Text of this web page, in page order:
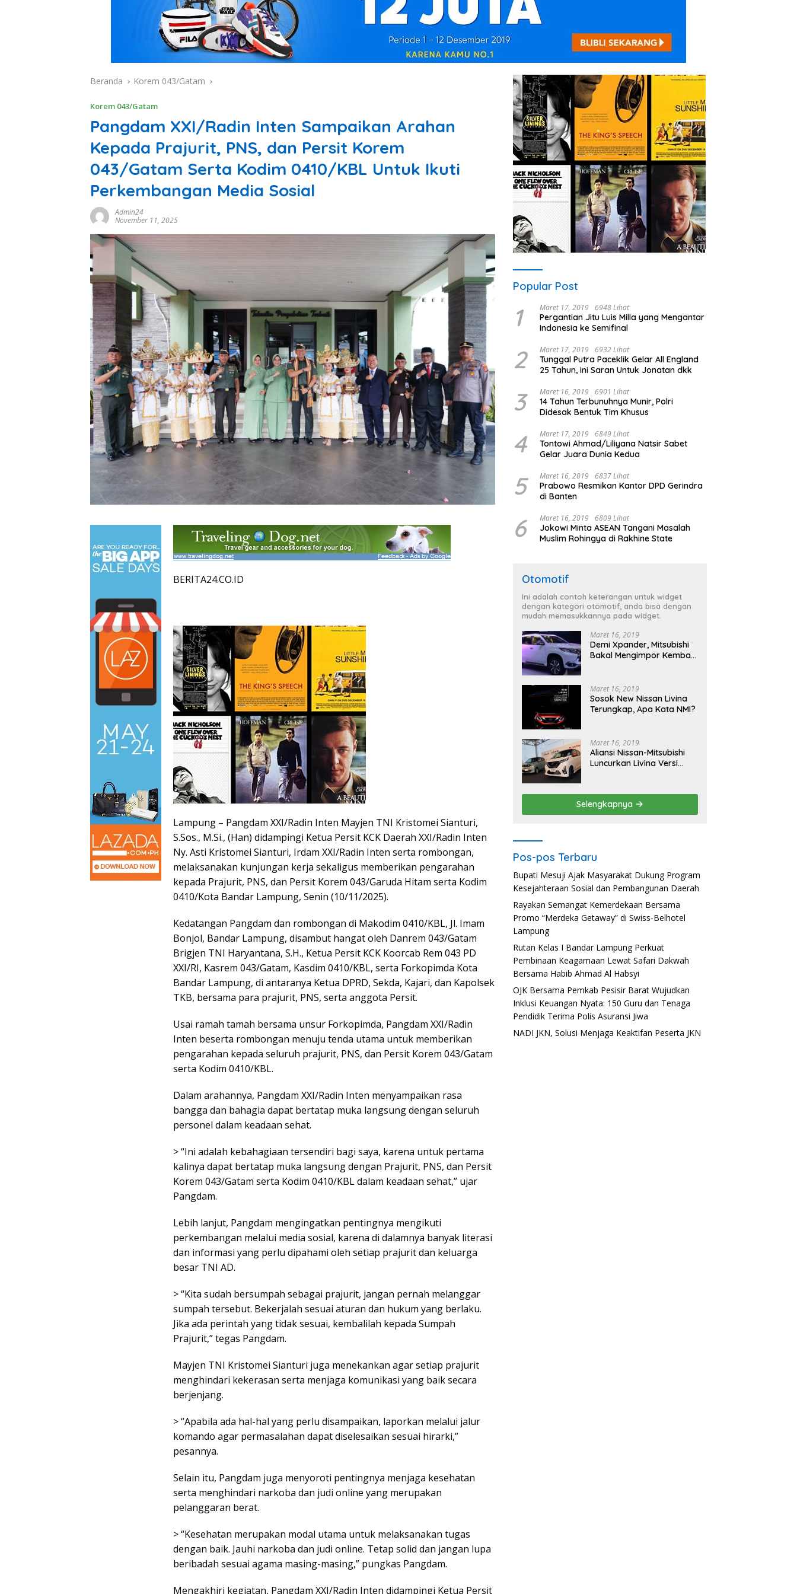
Beranda Korem 043/Gatam
Korem 043/Gatam
Pangdam XXI/Radin Inten Sampaikan Arahan
Kepada Prajurit, PNS, dan Persit Korem
043/Gatam Serta Kodim 0410/KBL Untuk Ikuti
Perkembangan Media Sosial
Admin24
November 11, 2025
BERITA24.CO.ID
Lampung – Pangdam XXI/Radin Inten Mayjen TNI Kristomei Sianturi,
S.Sos., M.Si., (Han) didampingi Ketua Persit KCK Daerah XXI/Radin Inten
Ny. Asti Kristomei Sianturi, Irdam XXI/Radin Inten serta rombongan,
melaksanakan kunjungan kerja sekaligus memberikan pengarahan
kepada Prajurit, PNS, dan Persit Korem 043/Garuda Hitam serta Kodim
0410/Kota Bandar Lampung, Senin (10/11/2025).
Kedatangan Pangdam dan rombongan di Makodim 0410/KBL, Jl. Imam
Bonjol, Bandar Lampung, disambut hangat oleh Danrem 043/Gatam
Brigjen TNI Haryantana, S.H., Ketua Persit KCK Koorcab Rem 043 PD
XXI/RI, Kasrem 043/Gatam, Kasdim 0410/KBL, serta Forkopimda Kota
Bandar Lampung, di antaranya Ketua DPRD, Sekda, Kajari, dan Kapolsek
TKB, bersama para prajurit, PNS, serta anggota Persit.
Usai ramah tamah bersama unsur Forkopimda, Pangdam XXI/Radin
Inten beserta rombongan menuju tenda utama untuk memberikan
pengarahan kepada seluruh prajurit, PNS, dan Persit Korem 043/Gatam
serta Kodim 0410/KBL.
Dalam arahannya, Pangdam XXI/Radin Inten menyampaikan rasa
bangga dan bahagia dapat bertatap muka langsung dengan seluruh
personel dalam keadaan sehat.
> “Ini adalah kebahagiaan tersendiri bagi saya, karena untuk pertama
kalinya dapat bertatap muka langsung dengan Prajurit, PNS, dan Persit
Korem 043/Gatam serta Kodim 0410/KBL dalam keadaan sehat,” ujar
Pangdam.
Lebih lanjut, Pangdam mengingatkan pentingnya mengikuti
perkembangan melalui media sosial, karena di dalamnya banyak literasi
dan informasi yang perlu dipahami oleh setiap prajurit dan keluarga
besar TNI AD.
> “Kita sudah bersumpah sebagai prajurit, jangan pernah melanggar
sumpah tersebut. Bekerjalah sesuai aturan dan hukum yang berlaku.
Jika ada perintah yang tidak sesuai, kembalilah kepada Sumpah
Prajurit,” tegas Pangdam.
Mayjen TNI Kristomei Sianturi juga menekankan agar setiap prajurit
menghindari kekerasan serta menjaga komunikasi yang baik secara
berjenjang.
> “Apabila ada hal-hal yang perlu disampaikan, laporkan melalui jalur
komando agar permasalahan dapat diselesaikan sesuai hirarki,”
pesannya.
Selain itu, Pangdam juga menyoroti pentingnya menjaga kesehatan
serta menghindari narkoba dan judi online yang merupakan
pelanggaran berat.
> “Kesehatan merupakan modal utama untuk melaksanakan tugas
dengan baik. Jauhi narkoba dan judi online. Tetap solid dan jangan lupa
beribadah sesuai agama masing-masing,” pungkas Pangdam.
Mengakhiri kegiatan, Pangdam XXI/Radin Inten didampingi Ketua Persit
Popular Post
1 Maret 17, 2019 6948 Lihat
Pergantian Jitu Luis Milla yang Mengantar
Indonesia ke Semifinal
2 Maret 17, 2019 6932 Lihat
Tunggal Putra Paceklik Gelar All England
25 Tahun, Ini Saran Untuk Jonatan dkk
3 Maret 16, 2019 6901 Lihat
14 Tahun Terbunuhnya Munir, Polri
Didesak Bentuk Tim Khusus
4 Maret 17, 2019 6849 Lihat
Tontowi Ahmad/Liliyana Natsir Sabet
Gelar Juara Dunia Kedua
5 Maret 16, 2019 6837 Lihat
Prabowo Resmikan Kantor DPD Gerindra
di Banten
6 Maret 16, 2019 6809 Lihat
Jokowi Minta ASEAN Tangani Masalah
Muslim Rohingya di Rakhine State
Otomotif
Ini adalah contoh keterangan untuk widget
dengan kategori otomotif, anda bisa dengan
mudah memasukkannya pada widget.
Maret 16, 2019
Demi Xpander, Mitsubishi
Bakal Mengimpor Kembali
Maret 16, 2019
Sosok New Nissan Livina
Terungkap, Apa Kata NMI?
Maret 16, 2019
Aliansi Nissan-Mitsubishi
Luncurkan Livina Versi
Selengkapnya
Pos-pos Terbaru
Bupati Mesuji Ajak Masyarakat Dukung Program
Kesejahteraan Sosial dan Pembangunan Daerah
Rayakan Semangat Kemerdekaan Bersama
Promo “Merdeka Getaway” di Swiss-Belhotel
Lampung
Rutan Kelas I Bandar Lampung Perkuat
Pembinaan Keagamaan Lewat Safari Dakwah
Bersama Habib Ahmad Al Habsyi
OJK Bersama Pemkab Pesisir Barat Wujudkan
Inklusi Keuangan Nyata: 150 Guru dan Tenaga
Pendidik Terima Polis Asuransi Jiwa
NADI JKN, Solusi Menjaga Keaktifan Peserta JKN